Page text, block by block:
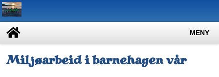
MENY
Miljøarbeid i barnehagen vår